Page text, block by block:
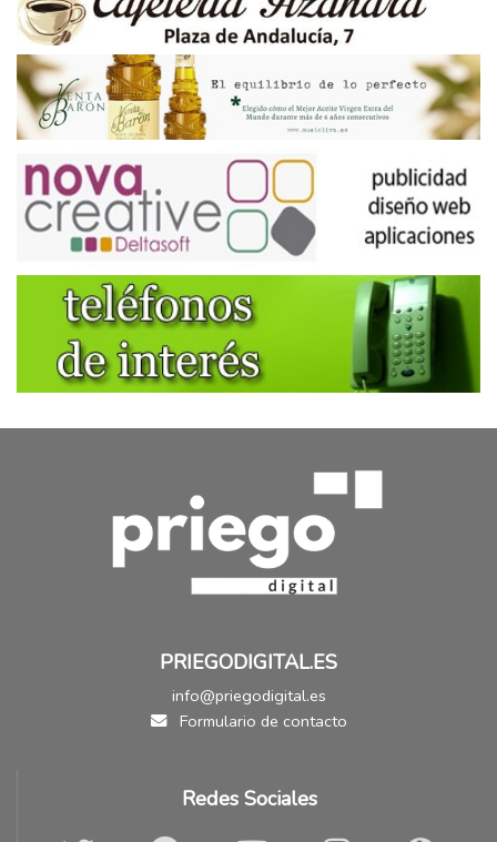
PRIEGODIGITAL.ES
info@priegodigital.es
Formulario de contacto
Redes Sociales